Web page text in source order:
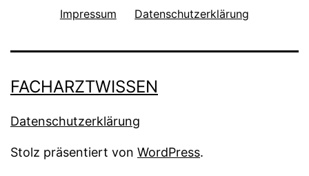
Impressum Datenschutzerklärung
FACHARZTWISSEN
Datenschutzerklärung
Stolz präsentiert von WordPress.